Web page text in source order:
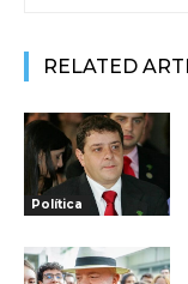
RELATED
Política